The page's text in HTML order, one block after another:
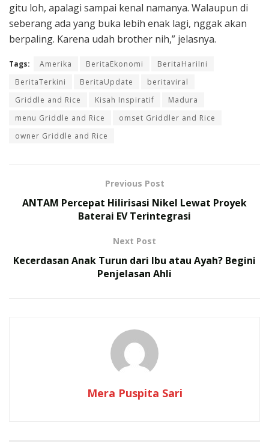
gitu loh, apalagi sampai kenal namanya. Walaupun di
seberang ada yang buka lebih enak lagi, nggak akan
berpaling. Karena udah brother nih,” jelasnya.
Tags: Amerika BeritaEkonomi
BeritaHariIni
BeritaTerkini
BeritaUpdate
beritaviral
Griddle and Rice
Kisah Inspiratif
Madura
menu Griddle and Rice
omset Griddler and Rice
owner Griddle and Rice
Previous Post
ANTAM Percepat Hilirisasi Nikel Lewat Proyek
Baterai EV Terintegrasi
Next Post
Kecerdasan Anak Turun dari Ibu atau Ayah? Begini
Penjelasan Ahli
Mera Puspita Sari